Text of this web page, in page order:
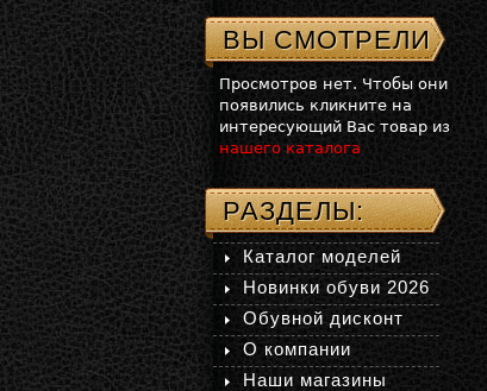
ВЫ СМОТРЕЛИ
Просмотров нет. Чтобы они
появились кликните на
интересующий Вас товар из
нашего каталога
РАЗДЕЛЫ:
Каталог моделей
Новинки обуви 2026
Обувной дисконт
О компании
Наши магазины